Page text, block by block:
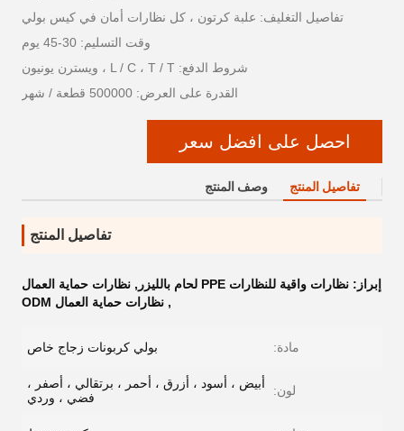
تفاصيل التغليف: علبة كرتون ، كل نظارات أمان في كيس بولي
وقت التسليم: 30-45 يوم
شروط الدفع: L / C ، T / T ، ويسترن يونيون
القدرة على العرض: 500000 قطعة / شهر
احصل على افضل سعر
تفاصيل المنتج وصف المنتج
تفاصيل المنتج
إبراز: نظارات واقية للنظارات PPE لحام بالليزر , نظارات حماية العمال
, نظارات حماية العمال ODM
مادة: بولي كربونات زجاج خاص
لون:
أبيض ، أسود ، أزرق ، أحمر ، برتقالي ، أصفر ،
فضي ، وردي